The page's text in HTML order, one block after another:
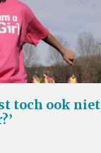
toch ook niet